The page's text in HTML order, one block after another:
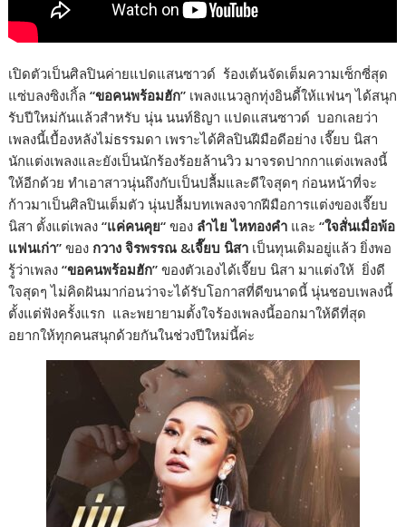
เปิดตัวเป็นศิลปินค่ายแปดแสนซาวด์ ร้องเต้นจัดเต็มความเซ็กซี่สุด
แซ่บลงซิงเกิ้ล“ขอคนพร้อมฮัก” เพลงแนวลูกทุ่งอินดี้ให้แฟนๆ ได้สนุก
รับปีใหม่กันแล้วสำหรับ นุ่น นนท์ธิญา แปดแสนซาวด์ บอกเลยว่า
เพลงนี้เบื้องหลังไม่ธรรมดา เพราะได้ศิลปินฝีมือดีอย่าง เจี๊ยบ นิสา
นักแต่งเพลงและยังเป็นนักร้องร้อยล้านวิว มาจรดปากกาแต่งเพลงนี้
ให้อีกด้วย ทำเอาสาวนุ่นถึงกับเป็นปลื้มและดีใจสุดๆ ก่อนหน้าที่จะ
ก้าวมาเป็นศิลปินเต็มตัว นุ่นปลื้มบทเพลงจากฝีมือการแต่งของเจี๊ยบ
นิสา ตั้งแต่เพลง“แค่คน​คุย​“ ของ ลำไย ไหทองคำ และ“ใจสั่นเมื่อพ้อ
แฟนเก่า” ของ กวาง จิรพรรณ &​เจี๊ยบ นิสา เป็นทุนเดิมอยู่แล้ว ยิ่งพอ
รู้ว่าเพลง“ขอคนพร้อมฮัก” ของตัวเองได้เจี๊ยบ นิสา มาแต่งให้ ยิ่งดี
ใจสุดๆ ไม่คิดฝันมาก่อนว่าจะได้รับโอกาสที่ดีขนาดนี้ นุ่นชอบเพลงนี้
ตั้งแต่ฟังครั้งแรก และพยายามตั้งใจร้องเพลงนี้ออกมาให้ดีที่สุด
อยากให้ทุกคนสนุกด้วยกันในช่วงปีใหม่นี้ค่ะ